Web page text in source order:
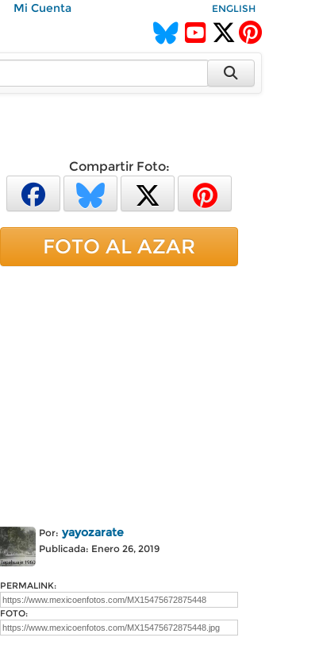
Mi Cuenta ENGLISH
Compartir Foto:
FOTO AL AZAR
Por: yayozarate
Publicada: Enero 26, 2019
PERMALINK:
FOTO: